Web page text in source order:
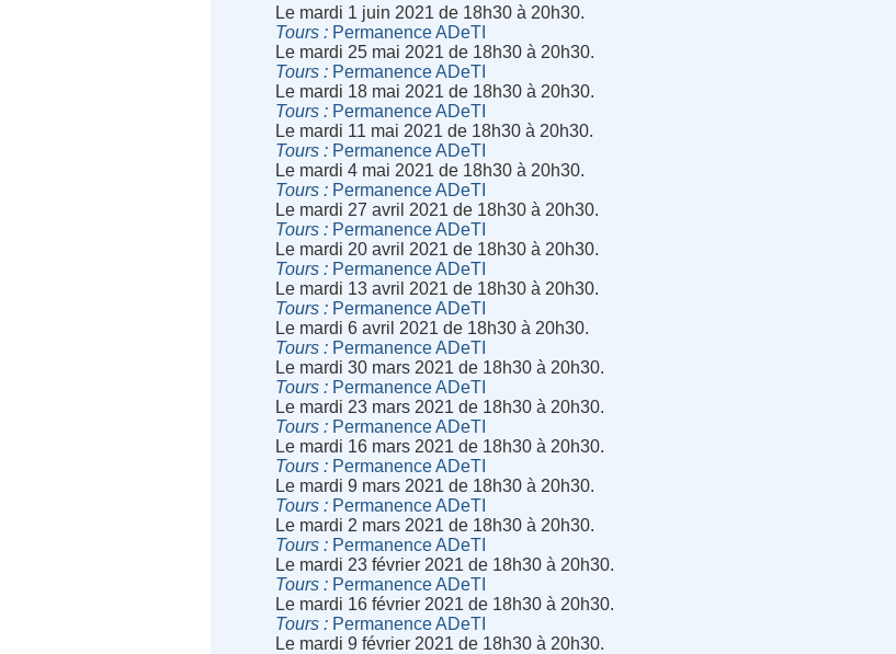
Le mardi 1 juin 2021 de 18h30 à 20h30.
Tours
Permanence ADeTI
Le mardi 25 mai 2021 de 18h30 à 20h30.
Tours
Permanence ADeTI
Le mardi 18 mai 2021 de 18h30 à 20h30.
Tours
Permanence ADeTI
Le mardi 11 mai 2021 de 18h30 à 20h30.
Tours
Permanence ADeTI
Le mardi 4 mai 2021 de 18h30 à 20h30.
Tours
Permanence ADeTI
Le mardi 27 avril 2021 de 18h30 à 20h30.
Tours
Permanence ADeTI
Le mardi 20 avril 2021 de 18h30 à 20h30.
Tours
Permanence ADeTI
Le mardi 13 avril 2021 de 18h30 à 20h30.
Tours
Permanence ADeTI
Le mardi 6 avril 2021 de 18h30 à 20h30.
Tours
Permanence ADeTI
Le mardi 30 mars 2021 de 18h30 à 20h30.
Tours
Permanence ADeTI
Le mardi 23 mars 2021 de 18h30 à 20h30.
Tours
Permanence ADeTI
Le mardi 16 mars 2021 de 18h30 à 20h30.
Tours
Permanence ADeTI
Le mardi 9 mars 2021 de 18h30 à 20h30.
Tours
Permanence ADeTI
Le mardi 2 mars 2021 de 18h30 à 20h30.
Tours
Permanence ADeTI
Le mardi 23 février 2021 de 18h30 à 20h30.
Tours
Permanence ADeTI
Le mardi 16 février 2021 de 18h30 à 20h30.
Tours
Permanence ADeTI
Le mardi 9 février 2021 de 18h30 à 20h30.